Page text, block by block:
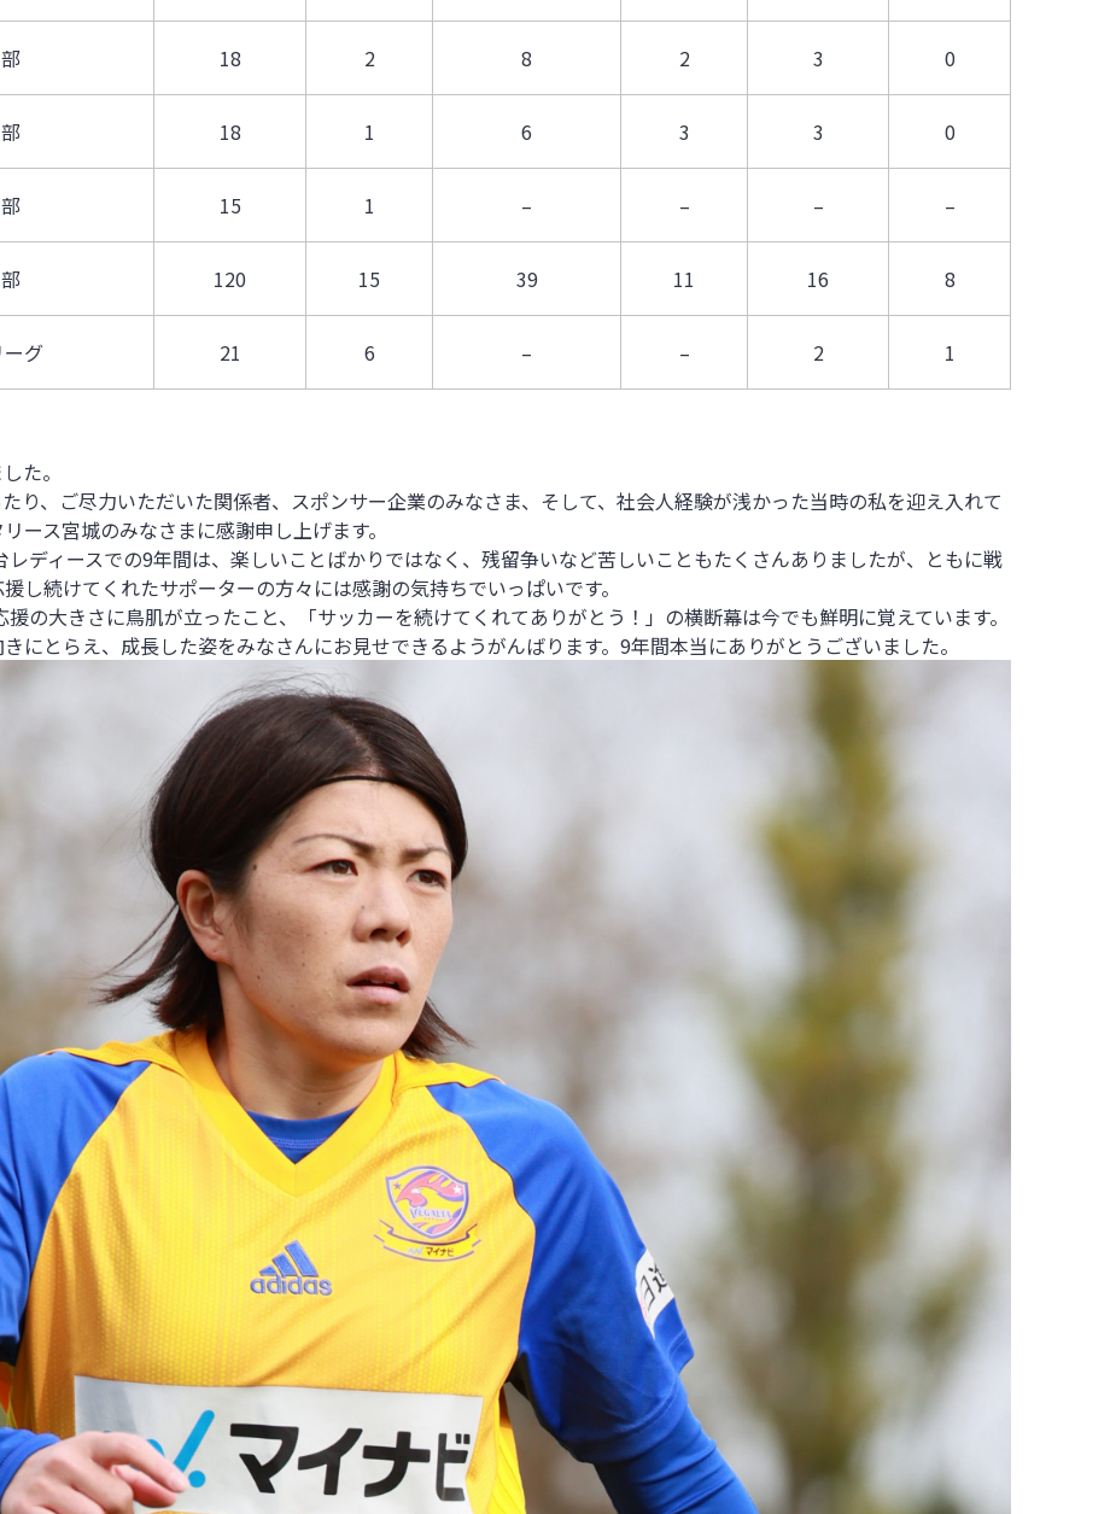
18 2 8 2 3 0
18 1 6 3 3 0
15 1 – – – –
120 15 39 11 16 8
グ 21 6 – – 2 1
た。
り、ご尽力いただいた関係者、スポンサー企業のみなさま、そして、社会人経験が浅かった当時の私を迎え入れて
ース宮城のみなさまに感謝申し上げます。
レディースでの9年間は、楽しいことばかりではなく、残留争いなど苦しいこともたくさんありましたが、ともに戦
し続けてくれたサポーターの方々には感謝の気持ちでいっぱいです。
の大きさに鳥肌が立ったこと、「サッカーを続けてくれてありがとう！」の横断幕は今でも鮮明に覚えています。
にとらえ、成長した姿をみなさんにお見せできるようがんばります。9年間本当にありがとうございました。